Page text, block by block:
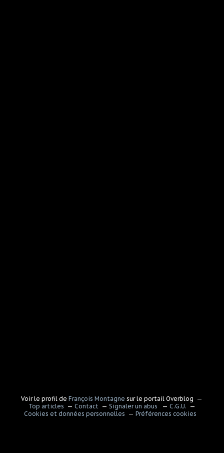
Voir le profil deFrançois Montagne sur le portail Overblog
Top articles
Contact Signaler un abus
C.G.U.
Cookies et données personnelles
Préférences cookies